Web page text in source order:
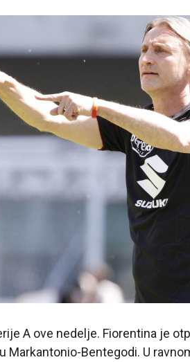
A ove nedelje. Fiorentina je
Markantonio-Bentegodi. U